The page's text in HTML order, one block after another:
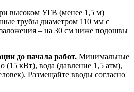
высоком УГВ (менее 1,5 м)
трубы диаметром 110 мм с
– на 30 см ниже подошвы
до начала работ. Минимальные
(15 кВт), вода (давление 1,5 атм),
Размещайте вводы согласно